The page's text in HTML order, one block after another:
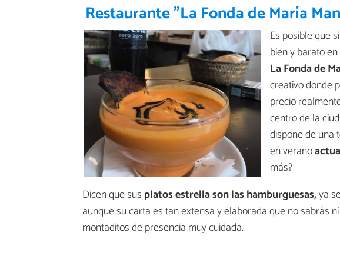
Restaurante "La Fonda de María
Es posible que
bien y barato
La Fonda de
creativo donde
precio
centro de la
dispone de una
en verano
más?
Dicen que sus platos estrella son las hamburguesas,ya
aunque su carta es tan extensa y elaborada que no sabrás
montaditos de presencia muy cuidada.